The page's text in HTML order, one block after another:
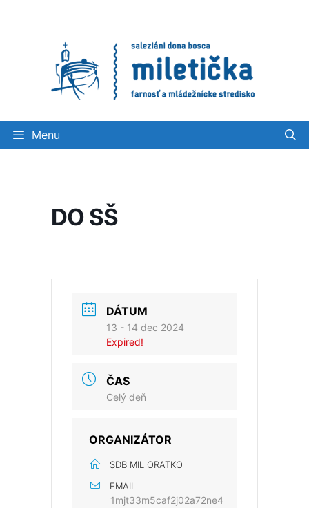
Menu
DO SŠ
DÁTUM
13 - 14 dec 2024
Expired!
ČAS
Celý deň
ORGANIZÁTOR
SDB MIL ORATKO
EMAIL
1mjt33m5caf2j02a72ne4